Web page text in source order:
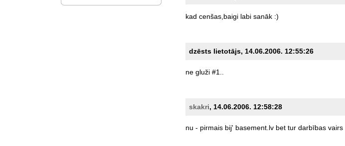
kad cenšas,baigi labi sanāk :)
dzēsts lietotājs, 14.06.2006. 12:55:26
ne gluži #1..
skakri, 14.06.2006. 12:58:28
nu - pirmais bij' basement.lv bet tur darbības vairs